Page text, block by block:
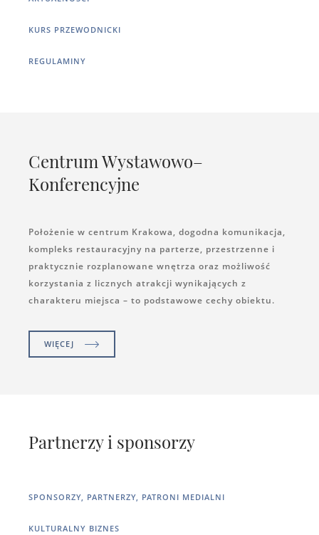
KURS PRZEWODNICKI
REGULAMINY
Centrum Wystawowo–
Konferencyjne
Położenie w centrum Krakowa, dogodna komunikacja,
kompleks restauracyjny na parterze, przestrzenne i
praktycznie rozplanowane wnętrza oraz możliwość
korzystania z licznych atrakcji wynikających z
charakteru miejsca – to podstawowe cechy obiektu.
WIĘCEJ
Partnerzy i sponsorzy
SPONSORZY, PARTNERZY, PATRONI MEDIALNI
KULTURALNY BIZNES